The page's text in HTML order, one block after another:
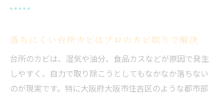
落ちにくい台所カビはプロのカビ取りで解決
台所のカビは、湿気や油分、食品カスなどが原因で発生
しやすく、自力で取り除こうとしてもなかなか落ちない
のが現実です。特に大阪府大阪市住吉区のような都市部